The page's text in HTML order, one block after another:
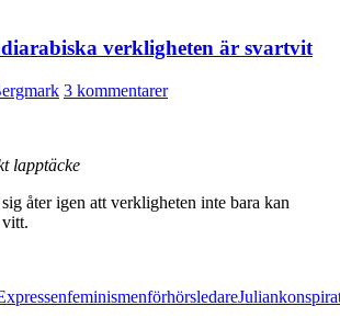
verkligheten är svartvit
3 kommentarer
lapptäcke
åter igen att verkligheten inte bara kan
feminismenförhörsledareJulian